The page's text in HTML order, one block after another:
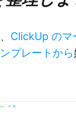
ClickUp のマ
プレートから